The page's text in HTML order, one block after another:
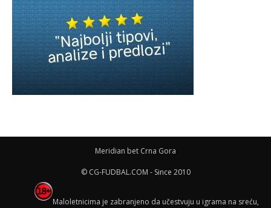
Meridian bet Crna Gora
© CG-FUDBAL.COM - Since 2010
Maloletnicima je zabranjeno da učestvuju u igrama na sreću,